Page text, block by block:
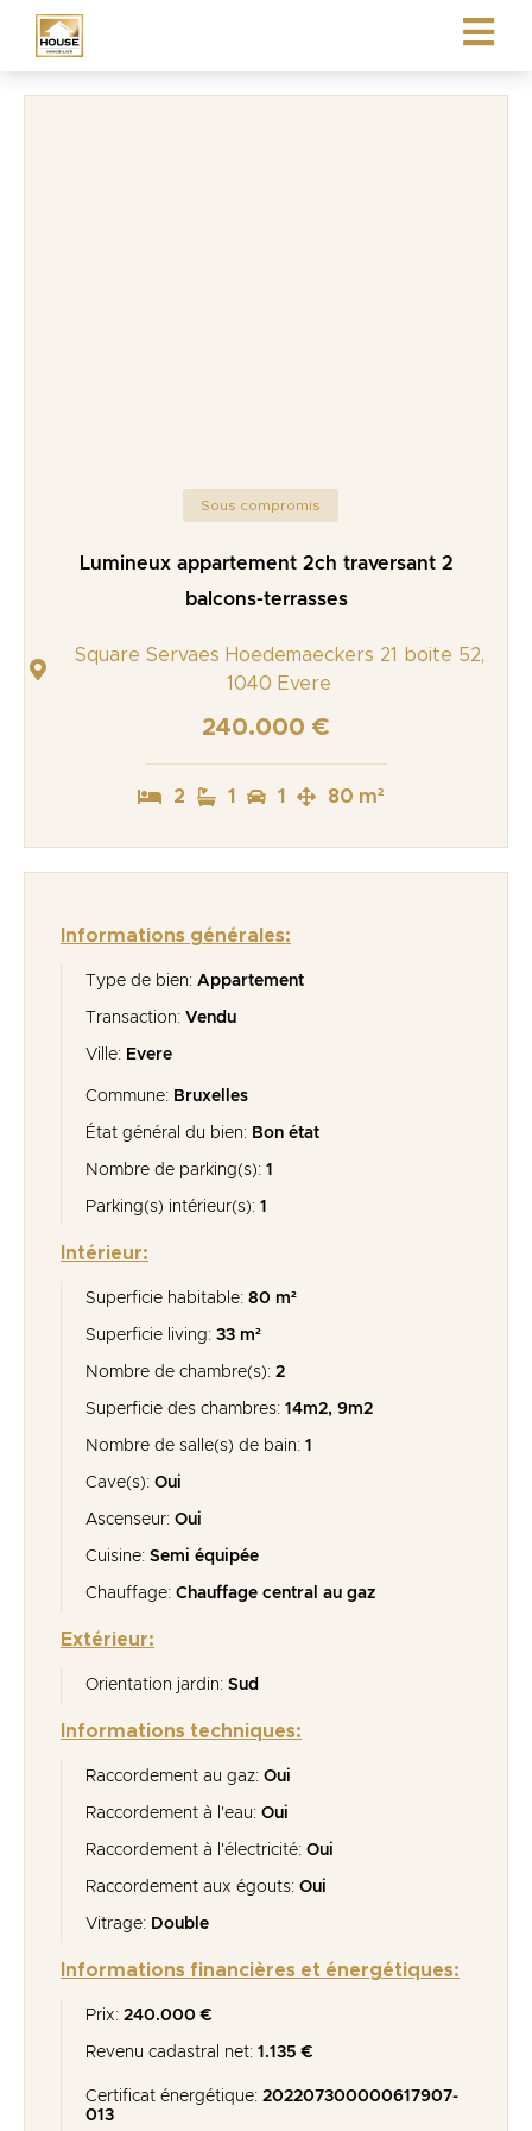
Sous compromis
Lumineux appartement 2ch traversant 2
balcons-terrasses
Square Servaes Hoedemaeckers 21 boite 52,
1040 Evere
240.000 €
2 1 1 80 m²
Informations générales:
Type de bien: Appartement
Transaction: Vendu
Ville: Evere
Commune: Bruxelles
État général du bien: Bon état
Nombre de parking(s): 1
Parking(s) intérieur(s): 1
Intérieur:
Superficie habitable: 80 m²
Superficie living: 33 m²
Nombre de chambre(s): 2
Superficie des chambres: 14m2, 9m2
Nombre de salle(s) de bain: 1
Cave(s): Oui
Ascenseur: Oui
Cuisine: Semi équipée
Chauffage: Chauffage central au gaz
Extérieur:
Orientation jardin: Sud
Informations techniques:
Raccordement au gaz: Oui
Raccordement à l'eau: Oui
Raccordement à l'électricité: Oui
Raccordement aux égouts: Oui
Vitrage: Double
Informations financières et énergétiques:
Prix: 240.000 €
Revenu cadastral net: 1.135 €
Certificat énergétique: 20220730­0000617907­
01­3